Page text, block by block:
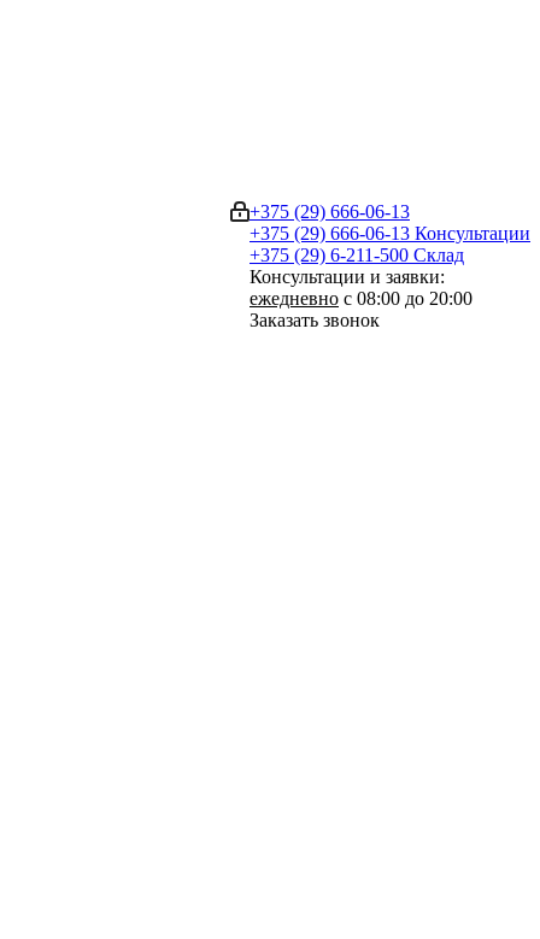
+375 (29) 666-06-13
+375 (29) 666-06-13 Консультации
+375 (29) 6-211-500 Склад
Консультации и заявки:
ежедневно с 08:00 до 20:00
Заказать звонок